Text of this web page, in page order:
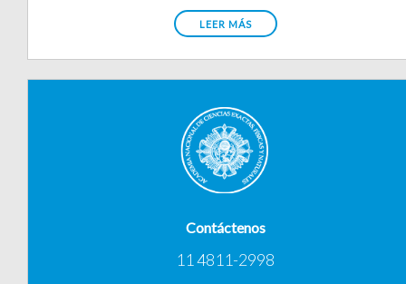
LEER MÁS
Contáctenos
11 4811-2998